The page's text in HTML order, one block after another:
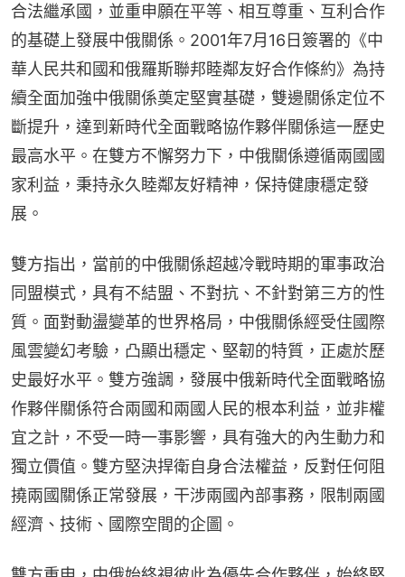
合法繼承國，並重申願在平等、相互尊重、互利合作
的基礎上發展中俄關係。2001年7月16日簽署的《中
華人民共和國和俄羅斯聯邦睦鄰友好合作條約》為持
續全面加強中俄關係奠定堅實基礎，雙邊關係定位不
斷提升，達到新時代全面戰略協作夥伴關係這一歷史
最高水平。在雙方不懈努力下，中俄關係遵循兩國國
家利益，秉持永久睦鄰友好精神，保持健康穩定發
展。
雙方指出，當前的中俄關係超越冷戰時期的軍事政治
同盟模式，具有不結盟、不對抗、不針對第三方的性
質。面對動盪變革的世界格局，中俄關係經受住國際
風雲變幻考驗，凸顯出穩定、堅韌的特質，正處於歷
史最好水平。雙方強調，發展中俄新時代全面戰略協
作夥伴關係符合兩國和兩國人民的根本利益，並非權
宜之計，不受一時一事影響，具有強大的內生動力和
獨立價值。雙方堅決捍衛自身合法權益，反對任何阻
撓兩國關係正常發展，干涉兩國內部事務，限制兩國
經濟、技術、國際空間的企圖。